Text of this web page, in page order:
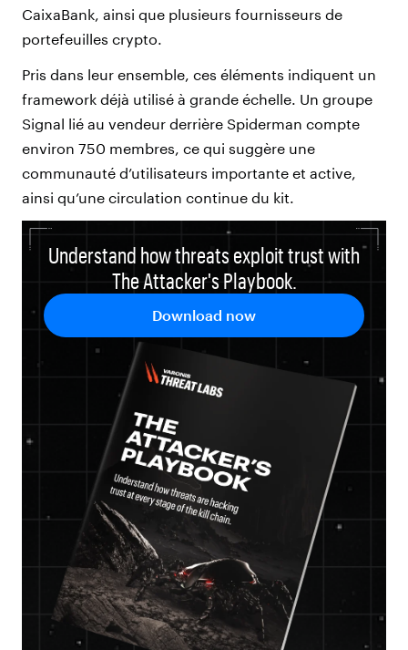
CaixaBank, ainsi que plusieurs fournisseurs de
portefeuilles crypto.
Pris dans leur ensemble, ces éléments indiquent un
framework déjà utilisé à grande échelle. Un groupe
Signal lié au vendeur derrière Spiderman compte
environ 750 membres, ce qui suggère une
communauté d’utilisateurs importante et active,
ainsi qu’une circulation continue du kit.
Understand how threats exploit trust with
The Attacker's Playbook.
Download now